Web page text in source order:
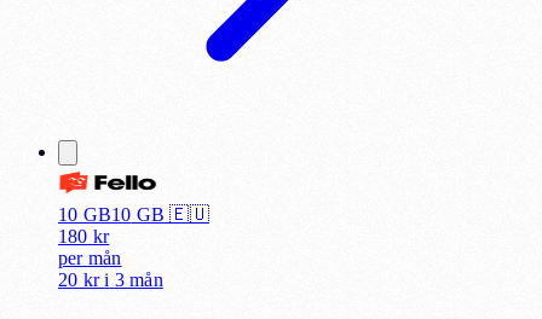
10 GB10 GB 🇪🇺
180 kr
per mån
20 kr i 3 mån